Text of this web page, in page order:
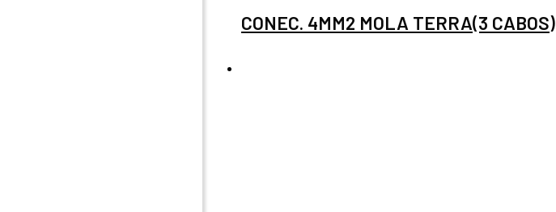
CONEC. 4MM2 MOLA TERRA(3 CABOS)